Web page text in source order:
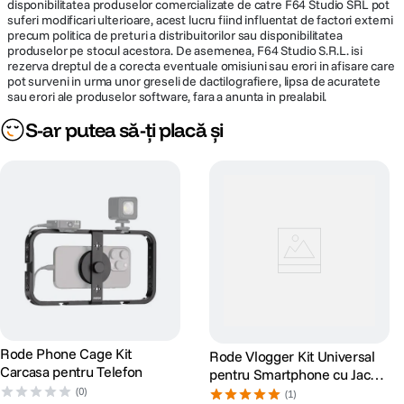
utilizata cu unul sau doua microfoane/transmitatoare cu clip MoveLink II
TX pentru a crea o solutie portabila pentru interviurile dvs. cu una sau
doua persoane de la o distanta de pana la 100m.
Receptorul se conecteaza la portul TRS de 3,5 mm al camerei dvs. si
dispune de un port suplimentar de 3,5 mm pentru casti pentru a
disponibilitatea produselor comercializate de catre F64 Studio SRL pot
suferi modificari ulterioare, acest lucru fiind influentat de factori externi
precum politica de preturi a distribuitorilor sau disponibilitatea
produselor pe stocul acestora. De asemenea, F64 Studio S.R.L. isi
rezerva dreptul de a corecta eventuale omisiuni sau erori in afisare care
pot surveni in urma unor greseli de dactilografiere, lipsa de acuratete
sau erori ale produselor software, fara a anunta in prealabil.
S-ar putea să-ți placă și
Rode Phone Cage Kit
Carcasa pentru Telefon
(0)
Rode Vlogger Kit Universal
pentru Smartphone cu Jack
3.5mm
(1)